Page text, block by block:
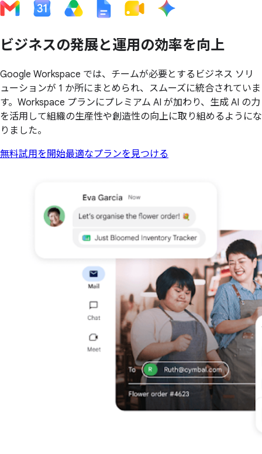
ビジネスの発展と運用の効率を向上
Google Workspace では、チームが必要とするビジネス ソリ
ューションが 1 か所にまとめられ、スムーズに統合されていま
す。Workspace プランにプレミアム AI が加わり、生成 AI の力
を活用して組織の生産性や創造性の向上に取り組めるようにな
りました。
無料試用を開始最適なプランを見つける